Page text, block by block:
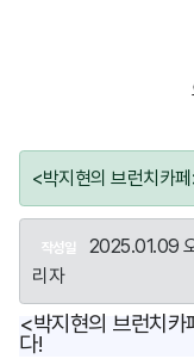
<박지현의 브런치카
작성일 2025.01.09
리자
<박지현의 브런치
다!